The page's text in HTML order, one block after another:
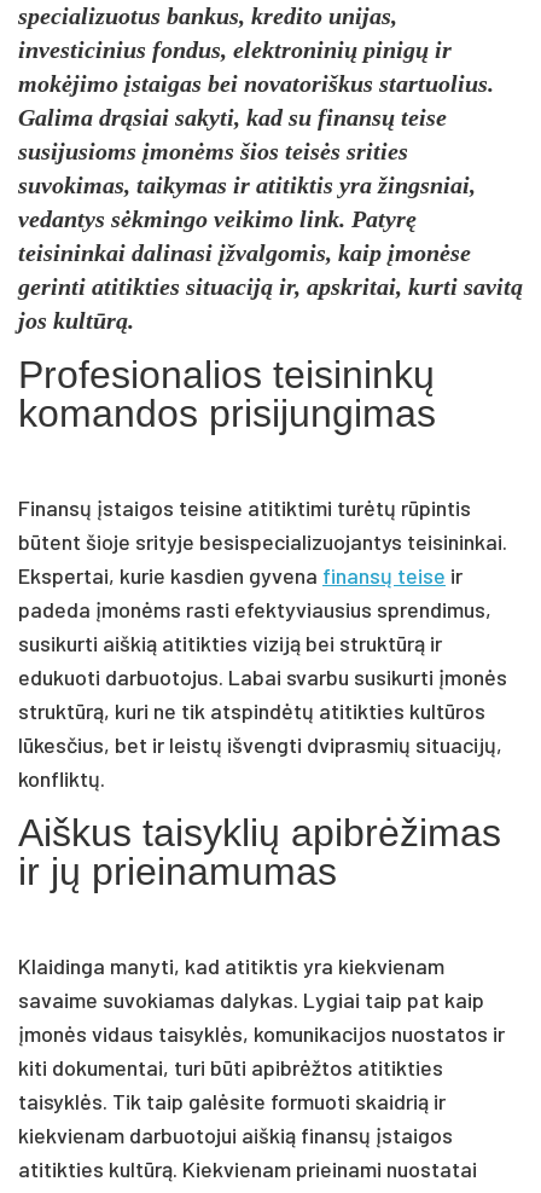
specializuotus bankus, kredito unijas,
investicinius fondus, elektroninių pinigų ir
mokėjimo įstaigas bei novatoriškus startuolius.
Galima drąsiai sakyti, kad su finansų teise
susijusioms įmonėms šios teisės srities
suvokimas, taikymas ir atitiktis yra žingsniai,
vedantys sėkmingo veikimo link. Patyrę
teisininkai dalinasi įžvalgomis, kaip įmonėse
gerinti atitikties situaciją ir, apskritai, kurti savitą
jos kultūrą.
Profesionalios teisininkų
komandos prisijungimas
Finansų įstaigos teisine atitiktimi turėtų rūpintis
būtent šioje srityje besispecializuojantys teisininkai.
Ekspertai, kurie kasdien gyvena finansų teise ir
padeda įmonėms rasti efektyviausius sprendimus,
susikurti aiškią atitikties viziją bei struktūrą ir
edukuoti darbuotojus. Labai svarbu susikurti įmonės
struktūrą, kuri ne tik atspindėtų atitikties kultūros
lūkesčius, bet ir leistų išvengti dviprasmių situacijų,
konfliktų.
Aiškus taisyklių apibrėžimas
ir jų prieinamumas
Klaidinga manyti, kad atitiktis yra kiekvienam
savaime suvokiamas dalykas. Lygiai taip pat kaip
įmonės vidaus taisyklės, komunikacijos nuostatos ir
kiti dokumentai, turi būti apibrėžtos atitikties
taisyklės. Tik taip galėsite formuoti skaidrią ir
kiekvienam darbuotojui aiškią finansų įstaigos
atitikties kultūrą. Kiekvienam prieinami nuostatai